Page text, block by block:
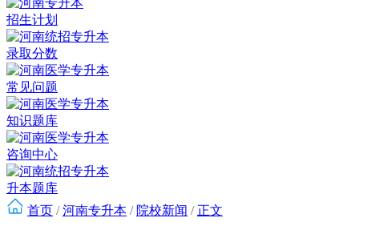
招生计划
录取分数
常见问题
知识题库
咨询中心
升本题库
首页 / 河南专升本 / 院校新闻 / 正文